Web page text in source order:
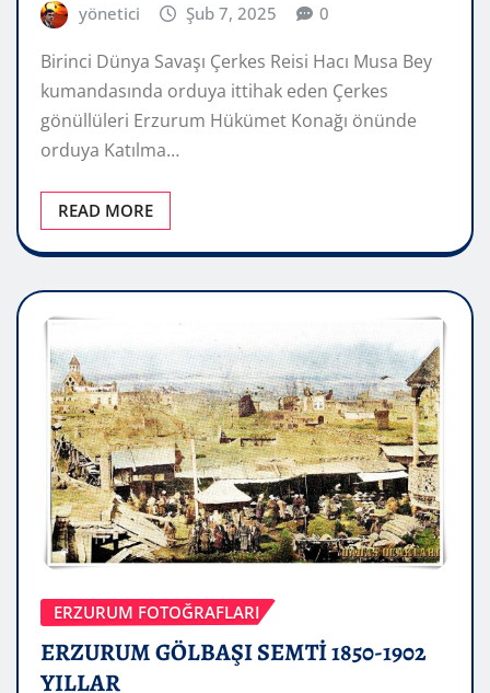
yönetici Şub 7, 2025 0
Birinci Dünya Savaşı Çerkes Reisi Hacı Musa Bey
kumandasında orduya ittihak eden Çerkes
gönüllüleri Erzurum Hükümet Konağı önünde
orduya Katılma…
READ MORE
ERZURUM FOTOĞRAFLARI
ERZURUM GÖLBAŞI SEMTİ 1850-1902
YILLAR